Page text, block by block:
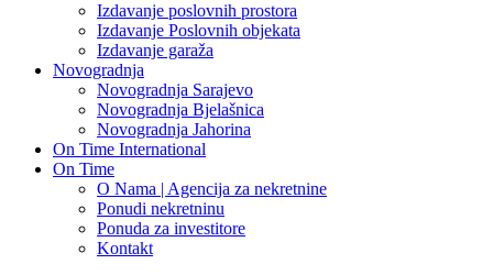
Izdavanje poslovnih prostora
Izdavanje Poslovnih objekata
Izdavanje garaža
Novogradnja
Novogradnja Sarajevo
Novogradnja Bjelašnica
Novogradnja Jahorina
On Time International
On Time
O Nama | Agencija za nekretnine
Ponudi nekretninu
Ponuda za investitore
Kontakt